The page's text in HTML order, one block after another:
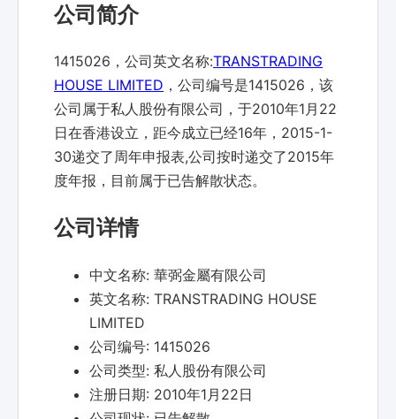
公司简介
1415026，公司英文名称:TRANSTRADING
HOUSE LIMITED ，公司编号是1415026，该
公司属于私人股份有限公司，于2010年1月22
日在香港设立，距今成立已经16年，2015-1-
30递交了周年申报表,公司按时递交了2015年
度年报，目前属于已告解散状态。
公司详情
中文名称: 華弼金屬有限公司
英文名称: TRANSTRADING HOUSE
LIMITED
公司编号: 1415026
公司类型: 私人股份有限公司
注册日期: 2010年1月22日